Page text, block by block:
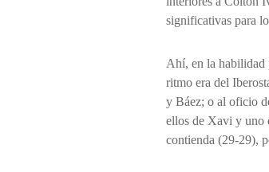
significativas para
Ahí, en la habilidad
ritmo era del
y Báez; o al oficio
ellos de Xavi y uno
contienda (29-29),